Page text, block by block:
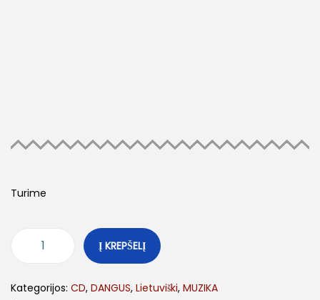
Turime
Į KREPŠELĮ
Kategorijos: CD, DANGUS, Lietuviški, MUZIKA